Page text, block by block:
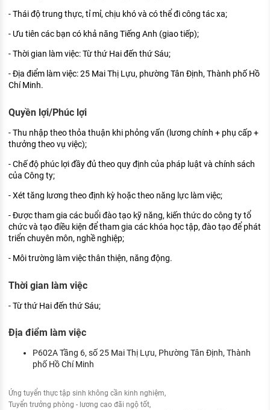
- Thái độ trung thực, tỉ mỉ, chịu khó và có thể đi công tác xa;
- Ưu tiên các bạn có khả năng Tiếng Anh (giao tiếp);
- Thời gian làm việc: Từ thứ Hai đến thứ Sáu;
- Địa điểm làm việc: 25 Mai Thị Lựu, phường Tân Định, Thành phố Hồ
Chí Minh.
Quyền lợi/Phúc lợi
- Thu nhập theo thỏa thuận khi phỏng vấn (lương chính + phụ cấp +
thưởng theo vụ việc);
- Chế độ phúc lợi đầy đủ theo quy định của pháp luật và chính sách
của Công ty;
- Xét tăng lương theo định kỳ hoặc theo năng lực làm việc;
- Được tham gia các buổi đào tạo kỹ năng, kiến thức do công ty tổ
chức và tạo điều kiện để tham gia các khóa học tập, đào tạo để phát
triển chuyên môn, nghề nghiệp;
- Môi trường làm việc thân thiện, năng động.
Thời gian làm việc
- Từ thứ Hai đến thứ Sáu;
Địa điểm làm việc
P602A Tầng 6, số 25 Mai Thị Lựu, Phường Tân Định, Thành
phố Hồ Chí Minh
Ứng tuyển thực tập sinh không cần kinh nghiệm
Tuyển trưởng phòng - lương cao đãi ngộ tốt